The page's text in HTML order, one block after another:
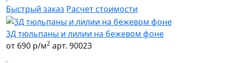
Быстрый заказ Расчет стоимости
3Д тюльпаны и лилии на бежевом фоне
от 690 р/м2 арт. 90023